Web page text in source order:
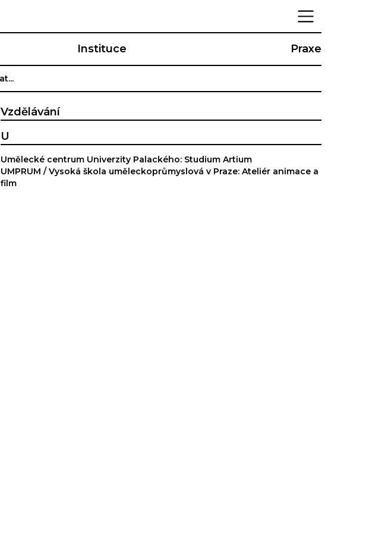
Instituce Praxe
Vzdělávání
U
Umělecké centrum Univerzity Palackého: Studium Artium
UMPRUM / Vysoká škola uměleckoprůmyslová v Praze: Ateliér animace a
film